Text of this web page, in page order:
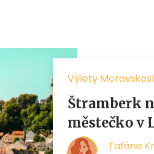
Výlety
Štramberk
městečko v
Taťána